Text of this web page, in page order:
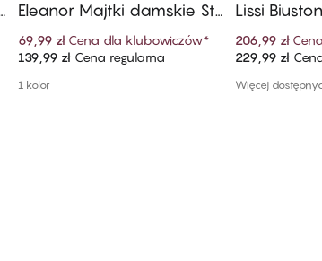
Dodaj do koszyka
Eleanor Majtki damskie Stri
69,99 zł Cena dla klubowiczów*
139,99 złCena regularna
1 kolor
Lissi
206,99 zł
229,99 zł
Więcej